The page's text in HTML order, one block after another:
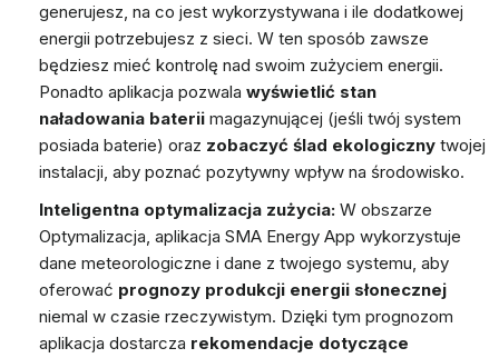
generujesz, na co jest wykorzystywana i ile dodatkowej
energii potrzebujesz z sieci. W ten sposób zawsze
będziesz mieć kontrolę nad swoim zużyciem energii.
Ponadto aplikacja pozwala wyświetlić stan
naładowania baterii magazynującej (jeśli twój system
posiada baterie) oraz zobaczyć ślad ekologiczny twojej
instalacji, aby poznać pozytywny wpływ na środowisko.
Inteligentna optymalizacja zużycia: W obszarze
Optymalizacja, aplikacja SMA Energy App wykorzystuje
dane meteorologiczne i dane z twojego systemu, aby
oferować prognozy produkcji energii słonecznej
niemal w czasie rzeczywistym. Dzięki tym prognozom
aplikacja dostarcza rekomendacje dotyczące